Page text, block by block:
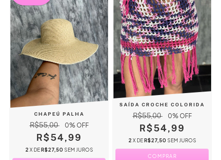
CHAPEÚ PALHA
R$55,00 0% OFF
R$54,99
2 X DE R$27,50 SEM JUROS
SAÍDA CROCHE COLORIDA
R$55,00 0% OFF
R$54,99
2 X DE R$27,50 SEM JUROS
COMPRAR